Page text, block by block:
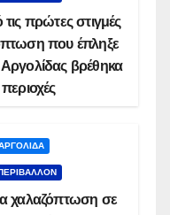
πρώτες στιγμές
που έπληξε
βρέθηκα
χαλαζόπτωση σε